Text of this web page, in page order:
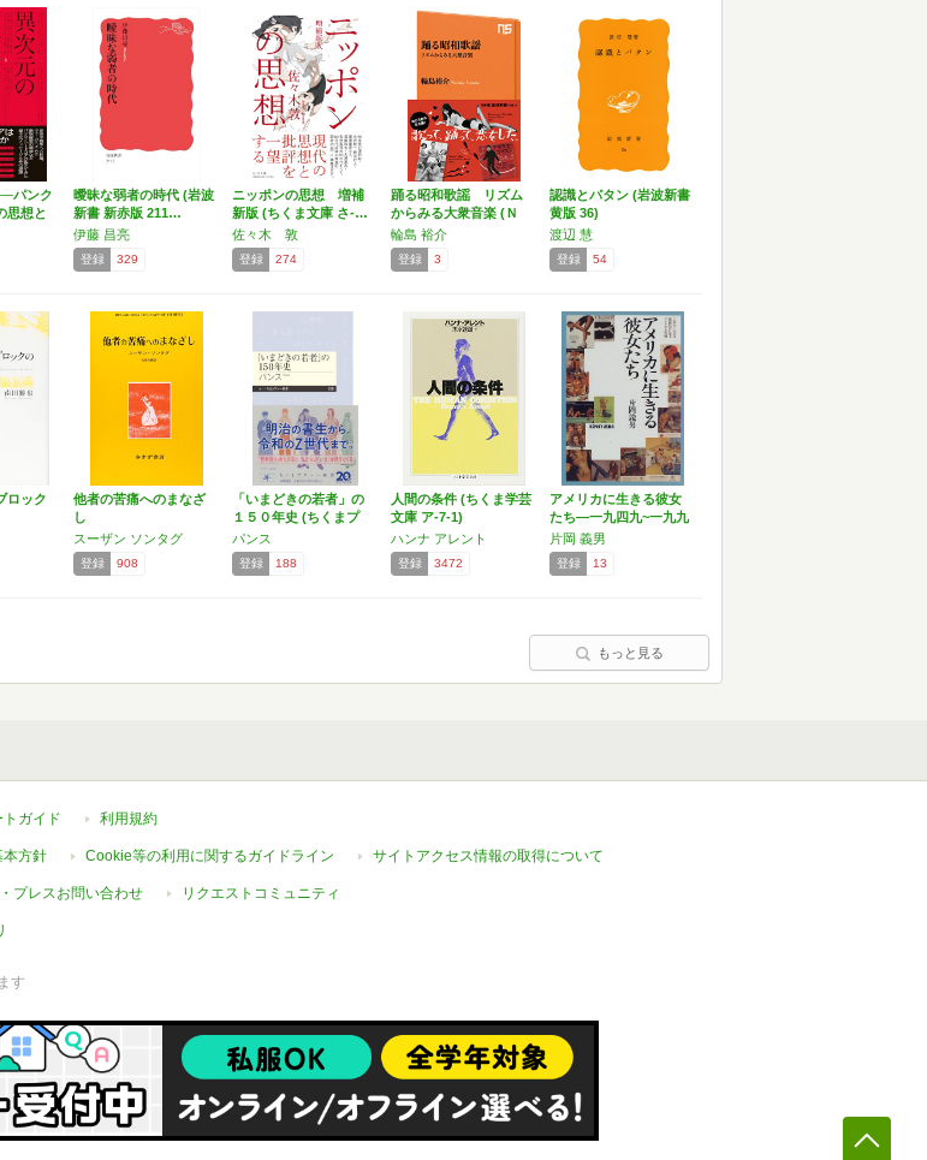
パンク
思想と
曖昧な弱者の時代 (岩波
新書 新赤版 211…
伊藤 昌亮
登録 329
ニッポンの思想 増補
新版 (ちくま文庫 さ-…
佐々木 敦
登録 274
踊る昭和歌謡 リズム
からみる大衆音楽 (Ｎ
Ｈ…
輪島 裕介
登録 3
認識とパタン (岩波新書
黄版 36)
渡辺 慧
登録 54
ロック
他者の苦痛へのまなざ
し
スーザン ソンタグ
登録 908
「いまどきの若者」の
１５０年史 (ちくまプ
リ…
パンス
登録 188
人間の条件 (ちくま学芸
文庫 ア-7-1)
ハンナ アレント
登録 3472
アメリカに生きる彼女
たち―一九四九~一九九
五…
片岡 義男
登録 13
もっと見る
トガイド 利用規約
本方針 Cookie等の利用に関するガイドライン サイトアクセス情報の取得について
プレスお問い合わせ リクエストコミュニティ
す